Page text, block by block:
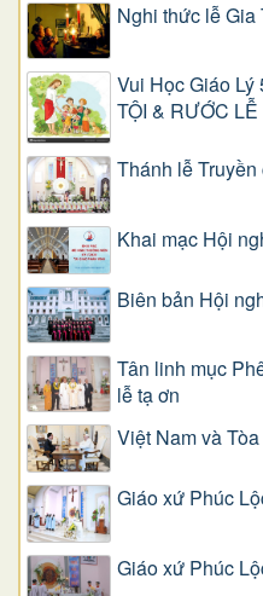
Nghi thức lễ Gia
Vui Học Giáo
TỘI & RƯỚC LỄ
Thánh lễ
Khai mạc Hội
Biên bản Hội
Tân linh mục
lễ tạ ơn
Việt Nam và
Giáo xứ Phúc
Giáo xứ Phúc